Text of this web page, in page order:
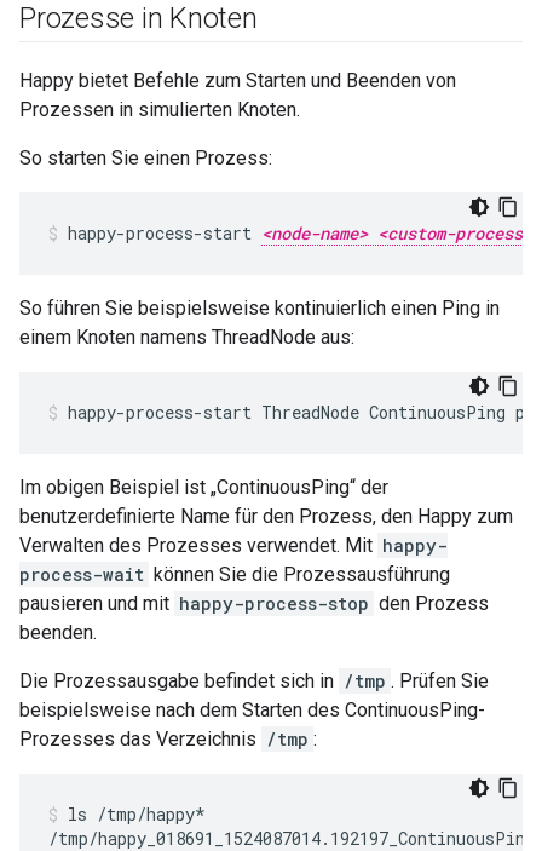
Prozesse in Knoten
Happy bietet Befehle zum Starten und Beenden von
Prozessen in simulierten Knoten.
So starten Sie einen Prozess:
happy-process-start <node-name> <custom-process-
So führen Sie beispielsweise kontinuierlich einen Ping in
einem Knoten namens ThreadNode aus:
happy-process-start ThreadNode ContinuousPing
Im obigen Beispiel ist „ContinuousPing“ der
benutzerdefinierte Name für den Prozess, den Happy zum
Verwalten des Prozesses verwendet. Mit happy-
process-wait können Sie die Prozessausführung
pausieren und mit happy-process-stop den Prozess
beenden.
Die Prozessausgabe befindet sich in /tmp . Prüfen Sie
beispielsweise nach dem Starten des ContinuousPing-
Prozesses das Verzeichnis /tmp :
ls /tmp/happy*
/tmp/